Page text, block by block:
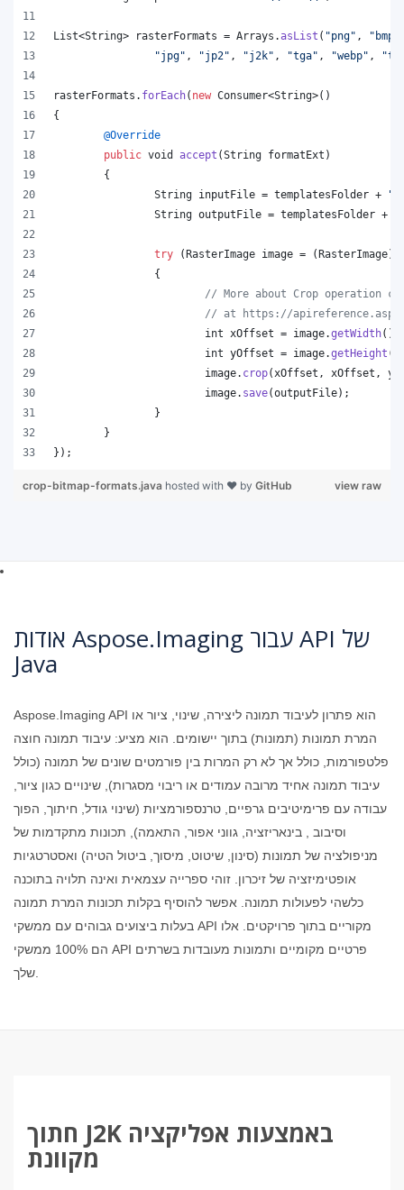
List<String> rasterFormats = Arrays .asList ( "png" , "bmp"
"jpg" , "jp2" , "j2k" , "tga" , "webp" ,
rasterFormats . forEach( new Consumer<String>()
{
@Override
public void accept (String formatExt )
	{
String inputFile = templatesFolder +
String outputFile = templatesFolder +
try (RasterImage image = (RasterImage)
		{
// More about Crop operation
// at https://
int
xOffset = image.getWidth()
int yOffset = image.getHeight
image. crop( xOffset , xOffset ,
image. save(outputFile);
		}
	}
});
view raw
crop-bitmap-formats.java hosted with ❤ by GitHub
אודות Aspose.Imaging עבור API של
Java
Aspose.Imaging API הוא פתרון לעיבוד תמונה ליצירה, שינוי, ציור או
המרת תמונות (תמונות) בתוך יישומים. הוא מציע: עיבוד תמונה חוצה
פלטפורמות, כולל אך לא רק המרות בין פורמטים שונים של תמונה (כולל
עיבוד תמונה אחיד מרובה עמודים או ריבוי מסגרות), שינויים כגון ציור,
עבודה עם פרימיטיבים גרפיים, טרנספורמציות (שינוי גודל, חיתוך, הפוך
וסיבוב , בינאריזציה, גווני אפור, התאמה), תכונות מתקדמות של
מניפולציה של תמונות (סינון, שיטוט, מיסוך, ביטול הטיה) ואסטרטגיות
אופטימיזציה של זיכרון. זוהי ספרייה עצמאית ואינה תלויה בתוכנה
כלשהי לפעולות תמונה. אפשר להוסיף בקלות תכונות המרת תמונה
בעלות ביצועים גבוהים עם ממשקי API מקוריים בתוך פרויקטים. אלו
הם 100% ממשקי API פרטיים מקומיים ותמונות מעובדות בשרתים
חתוך J2K באמצעות אפליקציה
מקוונת